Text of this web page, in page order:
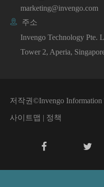
marketing@invengo.com

주소
Invengo Technology Pte.
Tower 2, Aperia,
저작권©Invengo
사이트맵 | 정책